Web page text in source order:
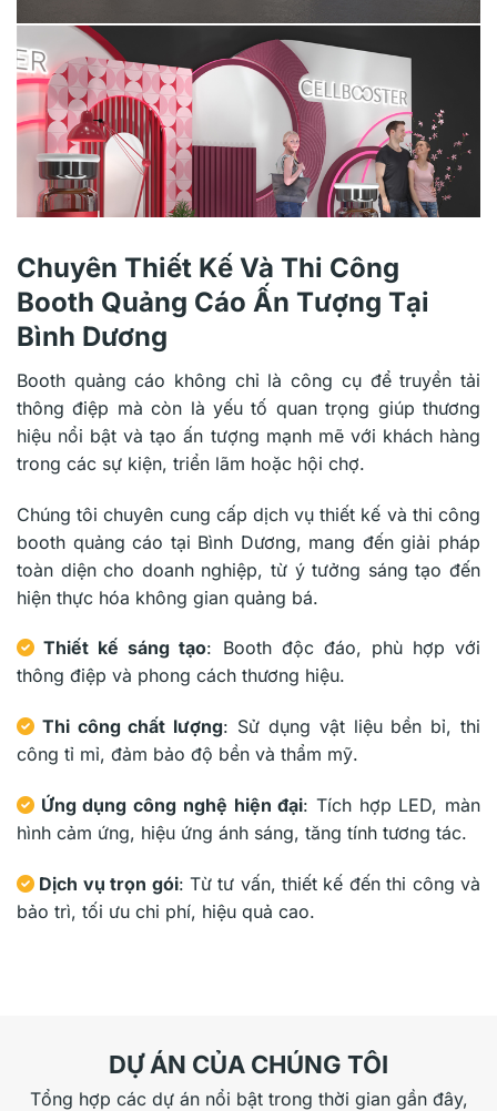
Chuyên Thiết Kế Và Thi Công
Booth Quảng Cáo Ấn Tượng Tại
Bình Dương
Booth quảng cáo không chỉ là công cụ để truyền tải
thông điệp mà còn là yếu tố quan trọng giúp thương
hiệu nổi bật và tạo ấn tượng mạnh mẽ với khách hàng
trong các sự kiện, triển lãm hoặc hội chợ.
Chúng tôi chuyên cung cấp dịch vụ thiết kế và thi công
booth quảng cáo tại Bình Dương, mang đến giải pháp
toàn diện cho doanh nghiệp, từ ý tưởng sáng tạo đến
hiện thực hóa không gian quảng bá.
Thiết kế sáng tạo: Booth độc đáo, phù hợp với
thông điệp và phong cách thương hiệu.
Thi công chất lượng: Sử dụng vật liệu bền bỉ, thi
công tỉ mỉ, đảm bảo độ bền và thẩm mỹ.
Ứng dụng công nghệ hiện đại: Tích hợp LED, màn
hình cảm ứng, hiệu ứng ánh sáng, tăng tính tương tác.
Dịch vụ trọn gói: Từ tư vấn, thiết kế đến thi công và
bảo trì, tối ưu chi phí, hiệu quả cao.
DỰ ÁN CỦA CHÚNG TÔI
Tổng hợp các dự án nổi bật trong thời gian gần đây,